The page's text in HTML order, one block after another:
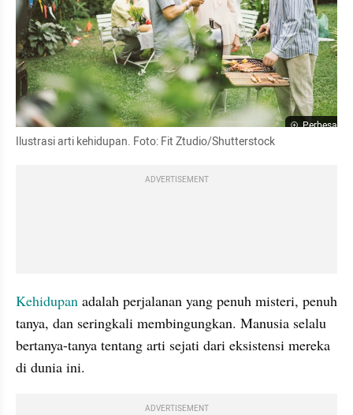
Perbesar
Ilustrasi arti kehidupan. Foto: Fit Ztudio/Shutterstock
ADVERTISEMENT
Kehidupan adalah perjalanan yang penuh misteri, penuh
tanya, dan seringkali membingungkan. Manusia selalu
bertanya-tanya tentang arti sejati dari eksistensi mereka
di dunia ini.
ADVERTISEMENT